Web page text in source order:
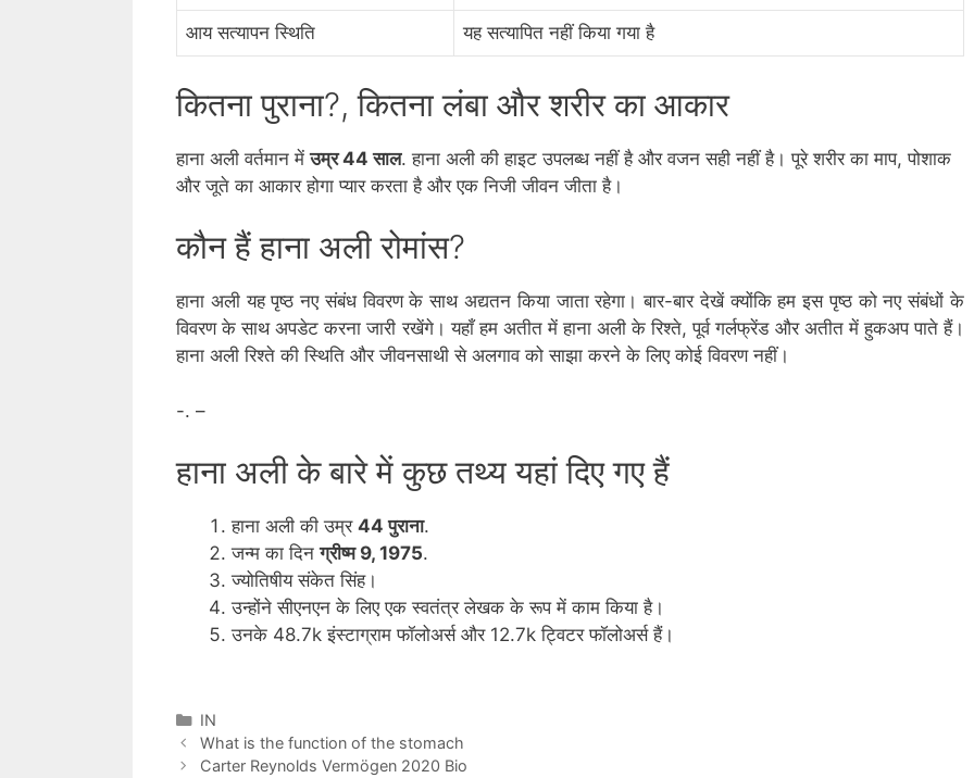
आय सत्यापन स्थिति यह सत्यापित नहीं किया गया है
कितना पुराना?, कितना लंबा और शरीर का आकार
हाना अली वर्तमान मेंउम्र 44 साल. हाना अली की हाइट उपलब्ध नहीं है और वजन सही नहीं है। पूरे शरीर का माप, पोशाक
और जूते का आकार होगा प्यार करता है और एक निजी जीवन जीता है।
कौन हैं हाना अली रोमांस?
हाना अली यह पृष्ठ नए संबंध विवरण के साथ अद्यतन किया जाता रहेगा। बार-बार देखें क्योंकि हम इस पृष्ठ को नए संबंधों के
विवरण के साथ अपडेट करना जारी रखेंगे। यहाँ हम अतीत में हाना अली के रिश्ते, पूर्व गर्लफ्रेंड और अतीत में हुकअप पाते हैं।
हाना अली रिश्ते की स्थिति और जीवनसाथी से अलगाव को साझा करने के लिए कोई विवरण नहीं।
-. –
हाना अली के बारे में कुछ तथ्य यहां दिए गए हैं
हाना अली की उम्र 44 पुराना.
जन्म का दिनग्रीष्म 9, 1975.
ज्योतिषीय संकेत सिंह।
उन्होंने सीएनएन के लिए एक स्वतंत्र लेखक के रूप में काम किया है।
उनके 48.7k इंस्टाग्राम फॉलोअर्स और 12.7k ट्विटर फॉलोअर्स हैं।
Categories
IN
What is the function of the stomach
Carter Reynolds Vermögen 2020 Bio